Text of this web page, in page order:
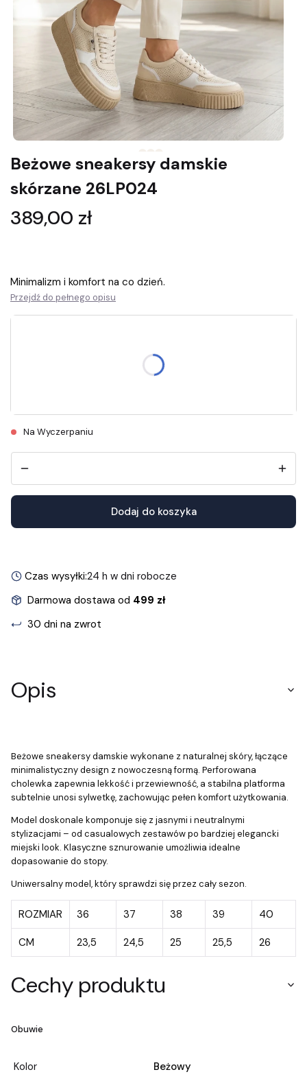
Beżowe sneakersy damskie
skórzane 26LP024
Cena
389,00 zł
Minimalizm i komfort na co dzień.
Przejdź do pełnego opisu
Długość wkładek znajdziesz w opisie.
Na Wyczerpaniu
Dodaj do koszyka
Czas wysyłki:24 h w dni robocze
Darmowa dostawa od 499 zł
30 dni na zwrot
Opis
Beżowe sneakersy damskie wykonane z naturalnej skóry, łączące
minimalistyczny design z nowoczesną formą. Perforowana
cholewka zapewnia lekkość i przewiewność, a stabilna platforma
subtelnie unosi sylwetkę, zachowując pełen komfort użytkowania.
Model doskonale komponuje się z jasnymi i neutralnymi
stylizacjami – od casualowych zestawów po bardziej elegancki
miejski look. Klasyczne sznurowanie umożliwia idealne
dopasowanie do stopy.
Uniwersalny model, który sprawdzi się przez cały sezon.
ROZMIAR 36 37 38 39 40
CM 23,5 24,5 25 25,5 26
Cechy produktu
Obuwie
Kolor
Beżowy